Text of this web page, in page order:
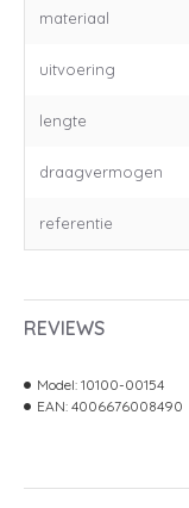
materiaal
uitvoering
lengte
draagvermogen
referentie
REVIEWS
Model: 10100-00154
EAN: 4006676008490